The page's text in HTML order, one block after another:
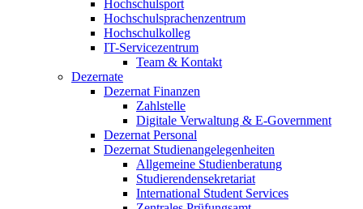
Hochschulsport
Hochschulsprachenzentrum
Hochschulkolleg
IT-Servicezentrum
Team & Kontakt
Dezernate
Dezernat Finanzen
Zahlstelle
Digitale Verwaltung & E-Government
Dezernat Personal
Dezernat Studienangelegenheiten
Allgemeine Studienberatung
Studierendensekretariat
International Student Services